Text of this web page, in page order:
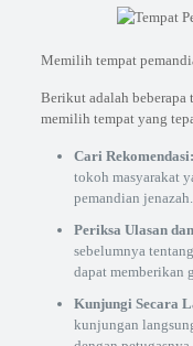
Memilih tempat
Berikut adalah beberapa
memilih tempat yang
Cari Rekomendasi:
tokoh masyarakat
pemandian jenazah.
Periksa Ulasan
sebelumnya
dapat memberikan
Kunjungi Secara
kunjungan